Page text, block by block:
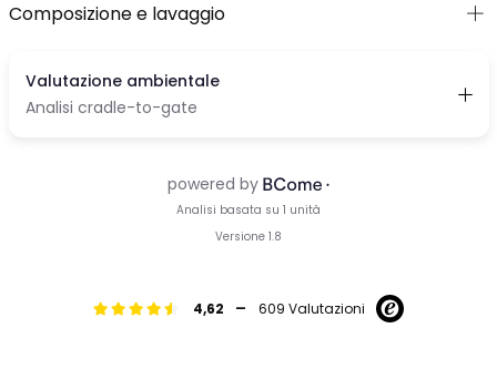
Composizione e lavaggio
4,62 - 609 Valutazioni